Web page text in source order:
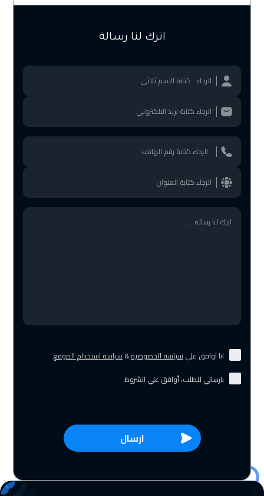
اترك لنا رسالة
انا اوافق عليسياسة الخصوصية&سياسة استخدام الموقع.
بارسالي للطلب، أوافق علي الشروط